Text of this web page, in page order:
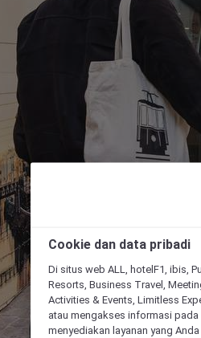
Cookie dan data pribadi
Di situs web ALL, hotelF1, ibis,
Resorts, Business Travel,
Activities & Events, Limitless
atau mengakses informasi
menyediakan layanan yang